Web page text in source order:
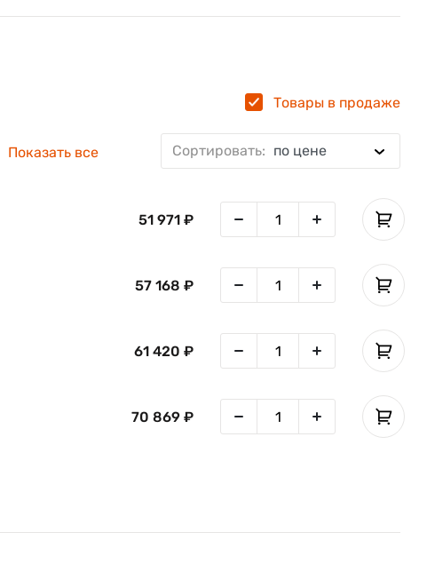
Товары в продаже
Буквенно-цифровая 53 Цифровая 29 Буквенно-
Показать все Сортировать: по цене
51 971 ₽
57 168 ₽
61 420 ₽
70 869 ₽